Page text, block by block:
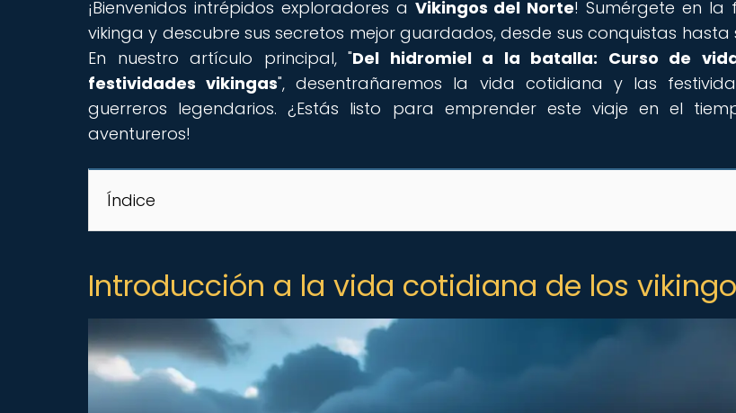
¡Bienvenidos intrépidos exploradores a Vikingos del Norte! Sumérgete en la
vikinga y descubre sus secretos mejor guardados, desde sus conquistas hasta
En nuestro artículo principal, "Del hidromiel a la batalla: Curso de
festividades vikingas", desentrañaremos la vida cotidiana y las
guerreros legendarios. ¿Estás listo para emprender este viaje en el
aventureros!
Índice
Introducción a la vida cotidiana de los